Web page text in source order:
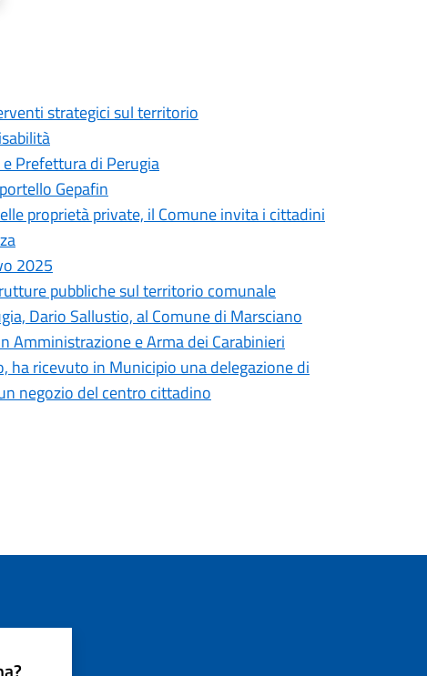
strategici sul territorio
Prefettura di Perugia
Gepafin
proprietà private, il Comune invita i cittadini
2025
pubbliche sul territorio comunale
Dario Sallustio, al Comune di Marsciano
e Arma dei Carabinieri
ha ricevuto in Municipio una delegazione di
negozio del centro cittadino